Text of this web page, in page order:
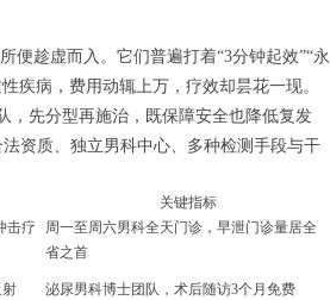
便趁虚而入。它们普遍打着“3分钟起效”“永
疾病，费用动辄上万，疗效却昙花一现。
，先分型再施治，既保障安全也降低复发
资质、独立男科中心、多种检测手段与干
关键指标
击疗
周一至周六男科全天门诊，早泄门诊量居全
省之首
射 泌尿男科博士团队，术后随访3个月免费